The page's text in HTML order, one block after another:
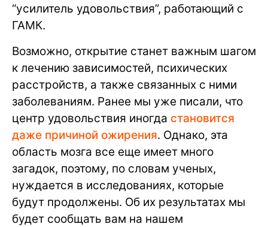
“усилитель удовольствия”, работающий с
ГАМК.
Возможно, открытие станет важным шагом
к лечению зависимостей, психических
расстройств, а также связанных с ними
заболеваниям. Ранее мы уже писали, что
центр удовольствия иногда становится
даже причиной ожирения. Однако, эта
область мозга все еще имеет много
загадок, поэтому, по словам ученых,
нуждается в исследованиях, которые
будут продолжены. Об их результатах мы
будет сообщать вам на нашем